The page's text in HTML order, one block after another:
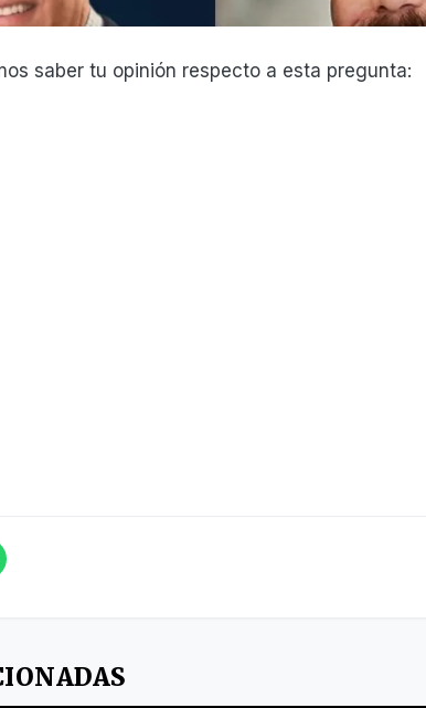
saber tu opinión respecto a esta pregunta: